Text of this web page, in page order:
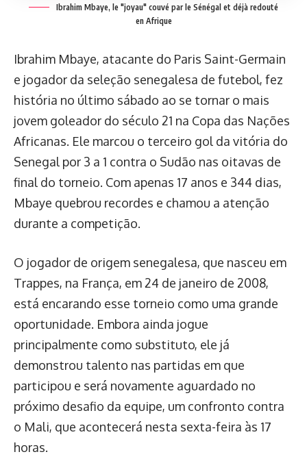
Ibrahim Mbaye, le "joyau" couvé par le Sénégal et déjà redouté
en Afrique
Ibrahim Mbaye, atacante do Paris Saint-Germain
e jogador da seleção senegalesa de futebol, fez
história no último sábado ao se tornar o mais
jovem goleador do século 21 na Copa das Nações
Africanas. Ele marcou o terceiro gol da vitória do
Senegal por 3 a 1 contra o Sudão nas oitavas de
final do torneio. Com apenas 17 anos e 344 dias,
Mbaye quebrou recordes e chamou a atenção
durante a competição.
O jogador de origem senegalesa, que nasceu em
Trappes, na França, em 24 de janeiro de 2008,
está encarando esse torneio como uma grande
oportunidade. Embora ainda jogue
principalmente como substituto, ele já
demonstrou talento nas partidas em que
participou e será novamente aguardado no
próximo desafio da equipe, um confronto contra
o Mali, que acontecerá nesta sexta-feira às 17
horas.